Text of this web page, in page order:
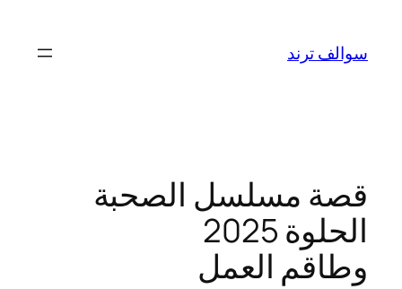
المحتوى
سوالف ترند
قصة مسلسل الصحبة
الحلوة 2025
وطاقم العمل